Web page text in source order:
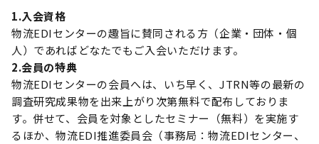
1.入会資格
物流EDIセンターの趣旨に賛同される方（企業・団体・個
人）であればどなたでもご入会いただけます。
2.会員の特典
物流EDIセンターの会員へは、いち早く、JTRN等の最新の
調査研究成果物を出来上がり次第無料で配布しておりま
す。併せて、会員を対象としたセミナー（無料）を実施す
るほか、物流EDI推進委員会（事務局：物流EDIセンター、